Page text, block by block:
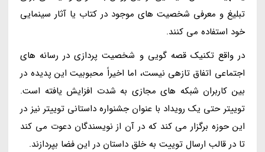
تبلیغ و معرفی شخصیت های موجود در کتاب یا آثار سینمایی
خود استفاده می کنند.
در واقع تکنیک قصه گویی و شخصیت پردازی در رسانه های
اجتماعی اتفاق تازهی نیست، اما اخیراً محبوبیت این پدیده در
بین کاربران شبکه های مجازی به شدت افزایش یافته است.
توییتر حتی یک رویداد با عنوان جشنواره داستانی توییتر نیز در
این حوزه برگزار می کند که در آن از نویسندگان دعوت می کند
تا در قالب ارسال توییت به خلق داستان در این فضا بپردازند.